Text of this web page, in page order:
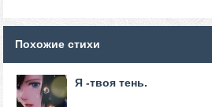
Похожие стихи
Я -твоя тень.